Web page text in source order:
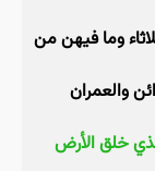
وما فيهن من
والعمران
خلق الأرض